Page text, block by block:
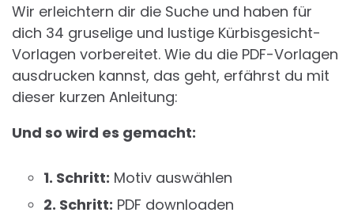
Wir erleichtern dir die Suche und haben für
dich 34 gruselige und lustige Kürbisgesicht-
Vorlagen vorbereitet. Wie du die PDF-Vorlagen
ausdrucken kannst, das geht, erfährst du mit
dieser kurzen Anleitung:
Und so wird es gemacht:
1. Schritt: Motiv auswählen
2. Schritt: PDF downloaden